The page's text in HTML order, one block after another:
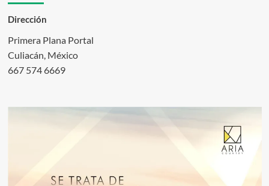
Dirección
Primera Plana Portal
Culiacán, México
667 574 6669